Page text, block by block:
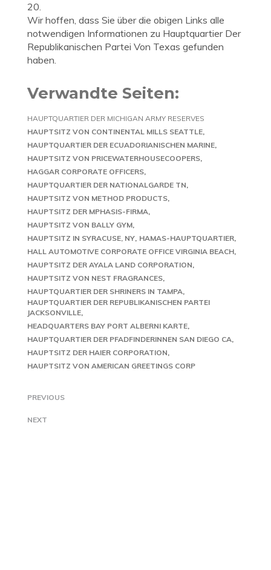
20.
Wir hoffen, dass Sie über die obigen Links alle
notwendigen Informationen zu Hauptquartier Der
Republikanischen Partei Von Texas gefunden
haben.
Verwandte Seiten:
HAUPTQUARTIER DER MICHIGAN ARMY RESERVES
HAUPTSITZ VON CONTINENTAL MILLS SEATTLE
HAUPTQUARTIER DER ECUADORIANISCHEN MARINE
HAUPTSITZ VON PRICEWATERHOUSECOOPERS
HAGGAR CORPORATE OFFICERS
HAUPTQUARTIER DER NATIONALGARDE TN
HAUPTSITZ VON METHOD PRODUCTS
HAUPTSITZ DER MPHASIS-FIRMA
HAUPTSITZ VON BALLY GYM
HAUPTSITZ IN SYRACUSE, NY HAMAS-HAUPTQUARTIER
HALL AUTOMOTIVE CORPORATE OFFICE VIRGINIA BEACH
HAUPTSITZ DER AYALA LAND CORPORATION
HAUPTSITZ VON NEST FRAGRANCES
HAUPTQUARTIER DER SHRINERS IN TAMPA
HAUPTQUARTIER DER REPUBLIKANISCHEN PARTEI
JACKSONVILLE
HEADQUARTERS BAY PORT ALBERNI KARTE
HAUPTQUARTIER DER PFADFINDERINNEN SAN DIEGO CA
HAUPTSITZ DER HAIER CORPORATION
HAUPTSITZ VON AMERICAN GREETINGS CORP
PREVIOUS
NEXT